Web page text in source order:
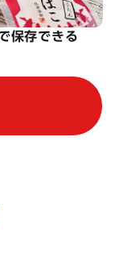
保存できる